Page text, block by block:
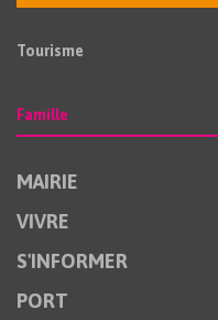
Tourisme
Famille
MAIRIE
VIVRE
S'INFORMER
PORT